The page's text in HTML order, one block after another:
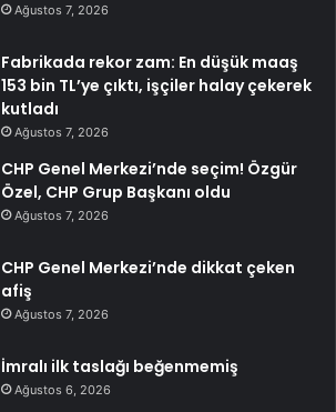
Ağustos 7, 2026
Fabrikada rekor zam: En düşük maaş
153 bin TL’ye çıktı, işçiler halay çekerek
kutladı
Ağustos 7, 2026
CHP Genel Merkezi’nde seçim! Özgür
Özel, CHP Grup Başkanı oldu
Ağustos 7, 2026
CHP Genel Merkezi’nde dikkat çeken
afiş
Ağustos 7, 2026
İmralı ilk taslağı beğenmemiş
Ağustos 6, 2026